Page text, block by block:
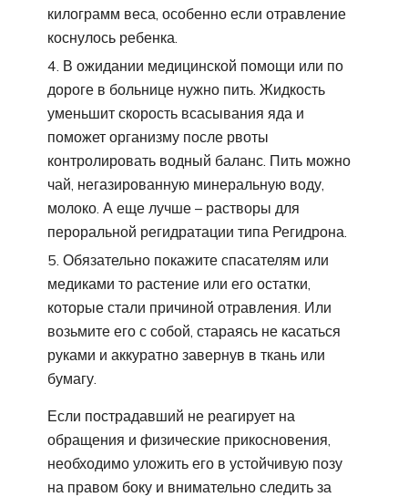
килограмм веса, особенно если отравление
коснулось ребенка.
В ожидании медицинской помощи или по
дороге в больнице нужно пить. Жидкость
уменьшит скорость всасывания яда и
поможет организму после рвоты
контролировать водный баланс. Пить можно
чай, негазированную минеральную воду,
молоко. А еще лучше – растворы для
пероральной регидратации типа Регидрона.
Обязательно покажите спасателям или
медиками то растение или его остатки,
которые стали причиной отравления. Или
возьмите его с собой, стараясь не касаться
руками и аккуратно завернув в ткань или
бумагу.
Если пострадавший не реагирует на
обращения и физические прикосновения,
необходимо уложить его в устойчивую позу
на правом боку и внимательно следить за